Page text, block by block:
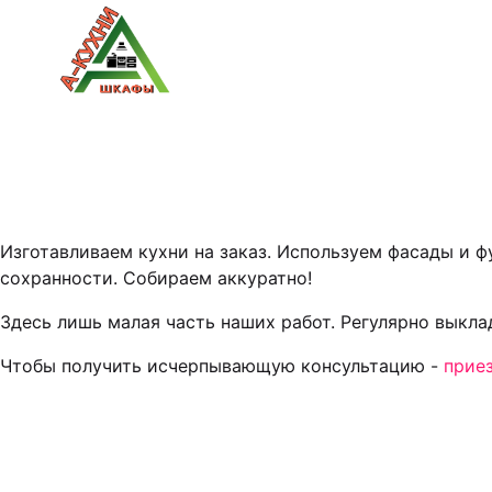
Изготавливаем кухни на заказ. Используем фасады
сохранности. Собираем аккуратно!
Здесь лишь малая часть наших работ. Регулярно
Чтобы получить исчерпывающую консультацию -